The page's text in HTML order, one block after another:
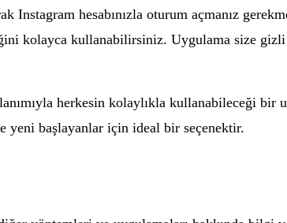
hesabınızla oturum açmanız
kolayca kullanabilirsiniz. Uygulama size
herkesin kolaylıkla kullanabileceği bir
yeni başlayanlar için ideal bir seçenektir.